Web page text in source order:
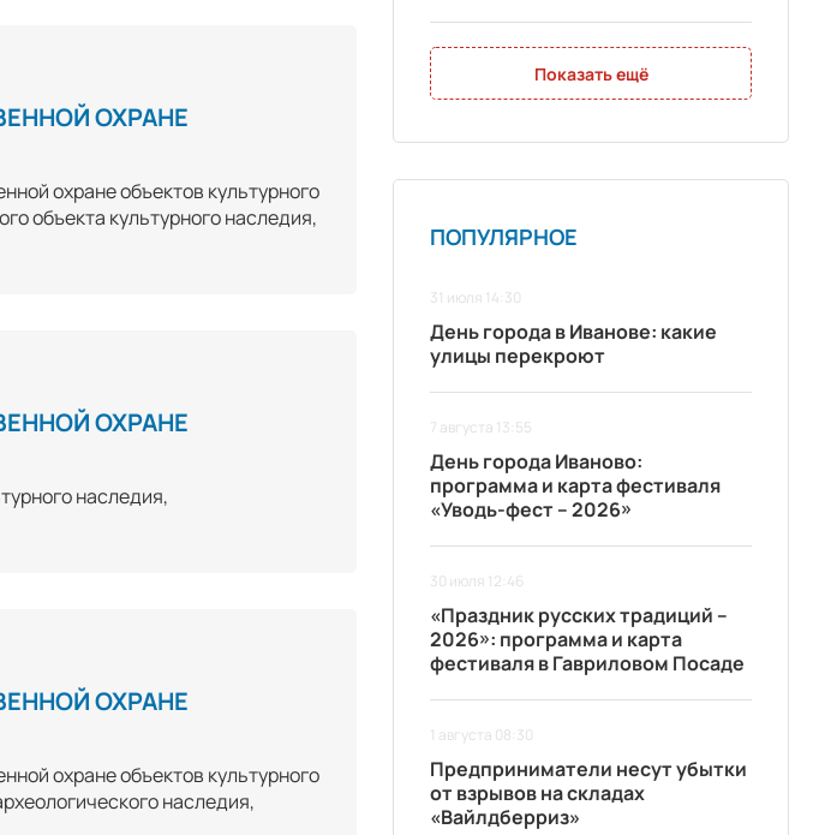
ОХРАНЕ
охране объектов культурного
объекта культурного наследия,
ОХРАНЕ
наследия,
ОХРАНЕ
охране объектов культурного
наследия,
Показать ещё
ПОПУЛЯРНОЕ
31 июля 14:30
День города в Иванове: какие
улицы перекроют
7 августа 13:55
День города Иваново:
программа и карта фестиваля
«Уводь-фест – 2026»
30 июля 12:46
«Праздник русских традиций –
2026»: программа и карта
фестиваля в Гавриловом Посаде
1 августа 08:30
Предприниматели несут убытки
от взрывов на складах
«Вайлдберриз»